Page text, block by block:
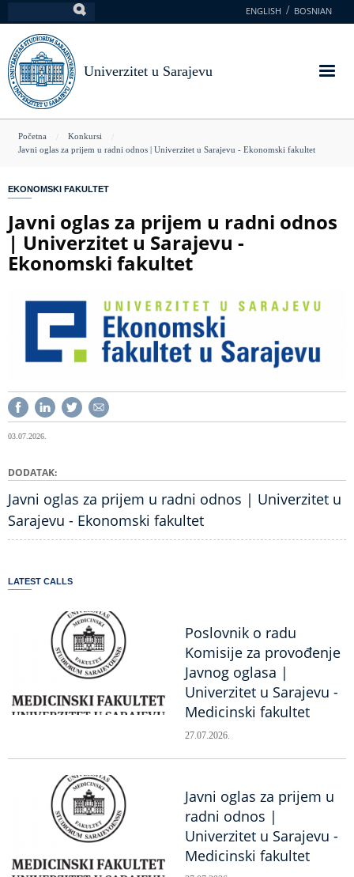
na
glavni
sadržaj
ENGLISH BOSNIAN
Univerzitet u Sarajevu
You
here
Početna
Konkursi
Javni oglas za prijem u radni odnos | Univerzitet u Sarajevu - Ekonomski fakultet
EKONOMSKI FAKULTET
Javni oglas za prijem u radni odnos
| Univerzitet u Sarajevu -
Ekonomski fakultet
03.07.2026.
DODATAK
Javni oglas za prijem u radni odnos | Univerzitet u
Sarajevu - Ekonomski fakultet
LATEST CALLS
Poslovnik o radu
Komisije za provođenje
Javnog oglasa |
Univerzitet u Sarajevu -
Medicinski fakultet
27.07.2026.
Javni oglas za prijem u
radni odnos |
Univerzitet u Sarajevu -
Medicinski fakultet